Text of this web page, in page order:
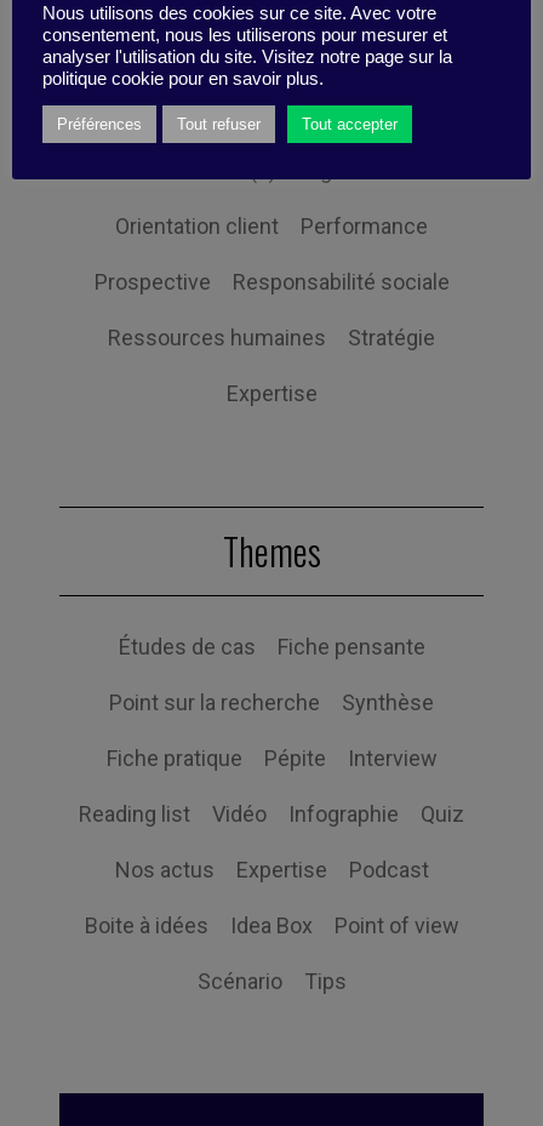
Intelligence Collective Leadership
Management Mon efficacité
Orientation client Performance
Prospective Responsabilité sociale
Ressources humaines Stratégie
Expertise
Themes
Études de cas Fiche pensante
Point sur la recherche Synthèse
Fiche pratique Pépite Interview
Reading list Vidéo Infographie Quiz
Nos actus Expertise Podcast
Boite à idées Idea Box Point of view
Scénario Tips
Nous utilisons des cookies sur ce site. Avec votre
consentement, nous les utiliserons pour mesurer et
analyser l'utilisation du site. Visitez notre page sur la
politique cookie pour en savoir plus.
Préférences Tout refuser Tout accepter